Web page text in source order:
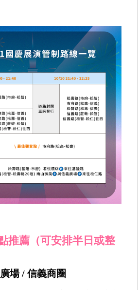
推薦（可安排半日或整
場 / 信義商圈